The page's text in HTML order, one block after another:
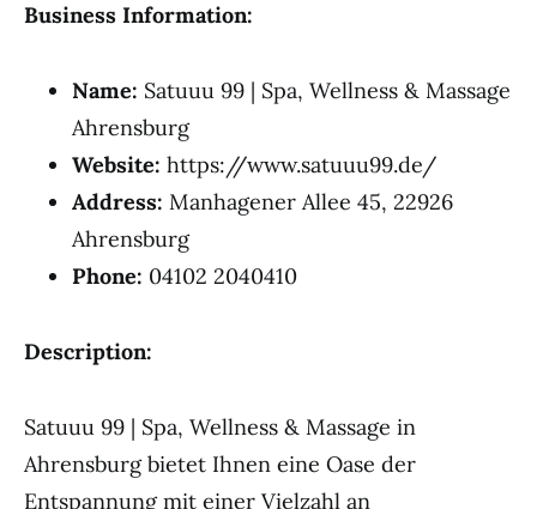
Business Information:
Name: Satuuu 99 | Spa, Wellness & Massage
Ahrensburg
Website: https://www.satuuu99.de/
Address: Manhagener Allee 45, 22926
Ahrensburg
Phone: 04102 2040410
Description:
Satuuu 99 | Spa, Wellness & Massage in
Ahrensburg bietet Ihnen eine Oase der
Entspannung mit einer Vielzahl an